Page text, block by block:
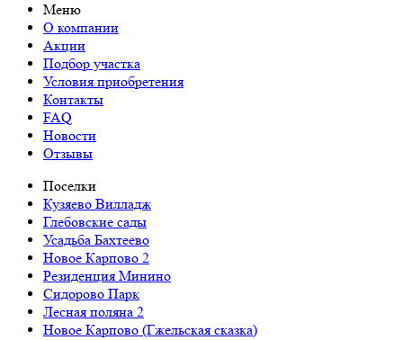
Меню
О компании
Акции
Подбор участка
Условия приобретения
Контакты
FAQ
Новости
Отзывы
Поселки
Кузяево Вилладж
Глебовские сады
Усадьба Бахтеево
Новое Карпово 2
Резиденция Минино
Сидорово Парк
Лесная поляна 2
Новое Карпово (Гжельская сказка)